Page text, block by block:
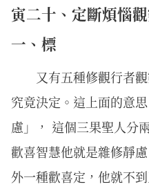
寅二十、定斷煩惱
一、標
又有五種修觀行者
究竟決定。這上面的意
慮」， 這個三果聖人分
歡喜智慧他就是雜修靜
外一種歡喜定，他就不